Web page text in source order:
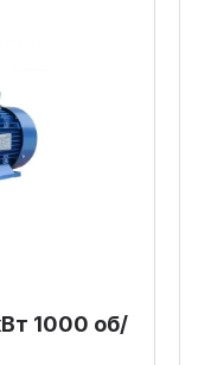
1000 об/